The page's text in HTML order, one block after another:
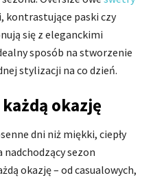
kontrastujące paski czy
się z eleganckimi
sposób na stworzenie
stylizacji na co dzień.
okazję
dni niż miękki, ciepły
nadchodzący sezon
okazję – od casualowych,